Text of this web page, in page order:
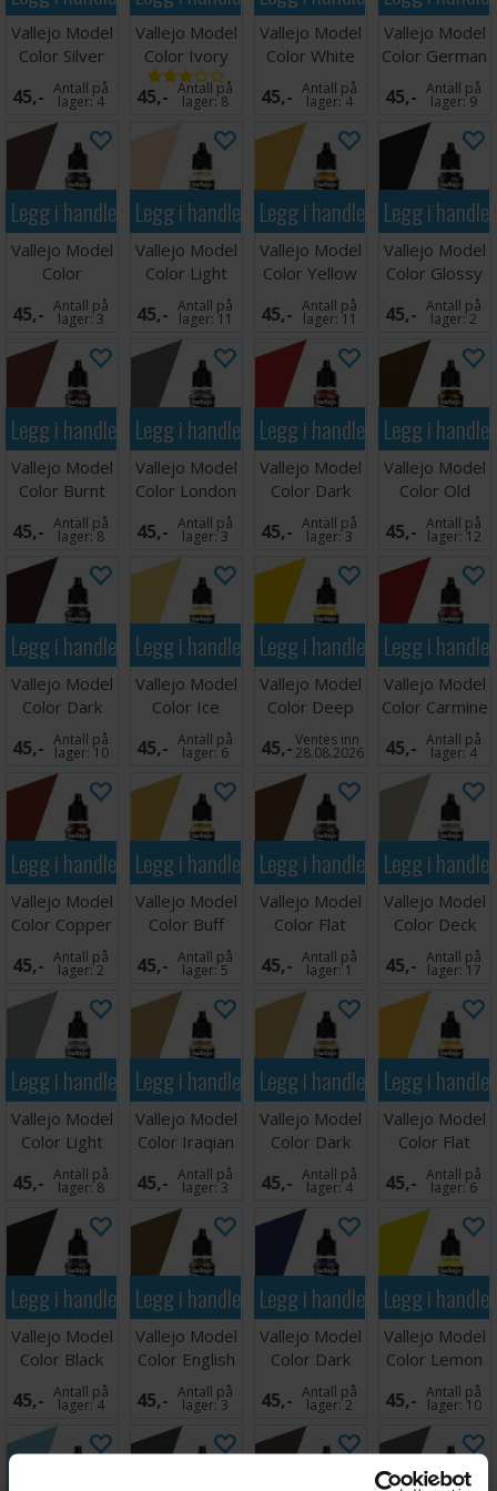
Vallejo # 70.844
Vallejo Model
Color Silver
17ml
45,- Antall på
lager:4
Vallejo Model
Color Ivory
45,- Antall på
lager:8
Vallejo Model
Color White
Grey 17ml
45,- Antall på
lager:4
Vallejo Model
Color German
Grey
45,- Antall på
lager:9
Legg i handlekurven
Vallejo Model
Color
Chocolate
Brown
45,- Antall på
lager:3
Legg i handlekurven
Vallejo Model
Color Light
Flesh 17ml
45,- Antall på
lager: 11
Legg i handlekurven
Vallejo Model
Color Yellow
Ochre 17ml
45,- Antall på
lager: 11
Legg i
Vallejo Model
Color Glossy
Black
45,- Antall på
lager:2
Legg i handlekurven
Vallejo Model
Color Burnt
Red 17ml
45,- Antall på
lager:8
Legg i handlekurven
Vallejo Model
Color London
Grey 17ml
45,- Antall på
lager:3
Legg i handlekurven
Vallejo Model
Color Dark
Vermilion
17ml
45,- Antall på
lager:3
Legg i
Vallejo Model
Color Old
Gold 17ml
45,- Antall på
lager: 12
Legg i handlekurven
Vallejo Model
Color Dark
Rust
45,- Antall på
lager: 10
Legg i handlekurven
Vallejo Model
Color Ice
Yellow
45,- Antall på
lager:6
Legg i handlekurven
Vallejo Model
Color Deep
Yellow 17ml
45,-Ventes inn
28.08.2026
Legg i
Vallejo Model
Color Carmine
Red 17ml
45,- Antall på
lager:4
Legg i handlekurven
Vallejo Model
Color Copper
45,- Antall på
lager:2
Legg i handlekurven
Vallejo Model
Color Buff
45,- Antall på
lager:5
Legg i handlekurven
Vallejo Model
Color Flat
Earth 17ml
45,- Antall på
lager:1
Legg i
Vallejo Model
Color Deck
Tan 17ml
45,- Antall på
lager: 17
Legg i handlekurven
Vallejo Model
Color Light
Grey 17ml
45,- Antall på
lager:8
Legg i handlekurven
Vallejo Model
Color Iraqian
Sand
45,- Antall på
lager:3
Legg i handlekurven
Vallejo Model
Color Dark
Sand
45,- Antall på
lager:4
Legg i
Vallejo Model
Color Flat
Yellow
45,- Antall på
lager:6
Legg i handlekurven
Vallejo Model
Color Black
Grey 17ml
45,- Antall på
lager:4
Legg i handlekurven
Vallejo Model
Color English
Uniform
45,- Antall på
lager:3
Legg i handlekurven
Vallejo Model
Color Dark
Blue 17ml
45,- Antall på
lager:2
Legg i
Vallejo Model
Color Lemon
Yellow 17ml
45,- Antall på
lager: 10